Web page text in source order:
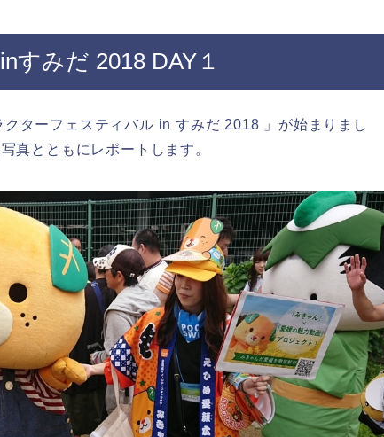
すみだ 2018 DAY１
ターフェスティバル in すみだ 2018 」が始まりまし
真とともにレポートします。